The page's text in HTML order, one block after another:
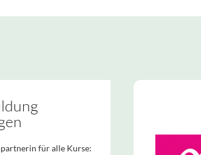
für alle Kurse: